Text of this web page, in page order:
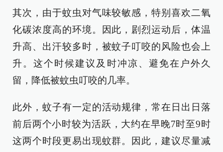
其次，由于蚊虫对气味较敏感，特别喜欢二氧
化碳浓度高的环境。因此，剧烈运动后，体温
升高、出汗较多时，被蚊子叮咬的风险也会上
升。这个时候建议及时冲凉、避免在户外久
留，降低被蚊虫叮咬的几率。
此外，蚊子有一定的活动规律，常在日出日落
前后两个小时较为活跃，大约在早晚7时至9时
这两个时段更易出现蚊群。因此，建议尽量减